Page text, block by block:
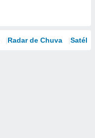
Radar de Chuva